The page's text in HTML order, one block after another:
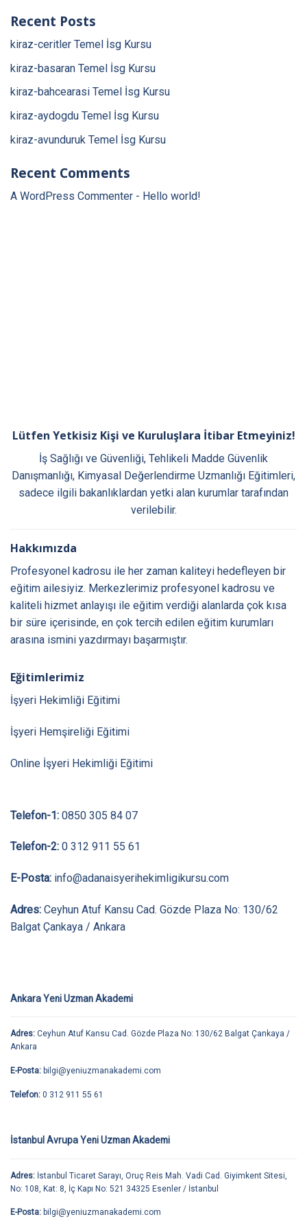
Recent Posts
kiraz-ceritler Temel İsg Kursu
kiraz-basaran Temel İsg Kursu
kiraz-bahcearasi Temel İsg Kursu
kiraz-aydogdu Temel İsg Kursu
kiraz-avunduruk Temel İsg Kursu
Recent Comments
A WordPress Commenter - Hello world!
Lütfen Yetkisiz Kişi ve Kuruluşlara İtibar Etmeyiniz!
İş Sağlığı ve Güvenliği, Tehlikeli Madde Güvenlik
Danışmanlığı, Kimyasal Değerlendirme Uzmanlığı Eğitimleri,
sadece ilgili bakanlıklardan yetki alan kurumlar tarafından
verilebilir.
Hakkımızda
Profesyonel kadrosu ile her zaman kaliteyi hedefleyen bir
eğitim ailesiyiz. Merkezlerimiz profesyonel kadrosu ve
kaliteli hizmet anlayışı ile eğitim verdiği alanlarda çok kısa
bir süre içerisinde, en çok tercih edilen eğitim kurumları
arasına ismini yazdırmayı başarmıştır.
Eğitimlerimiz
İşyeri Hekimliği Eğitimi
İşyeri Hemşireliği Eğitimi
Online İşyeri Hekimliği Eğitimi
Telefon-1: 0850 305 84 07
Telefon-2: 0 312 911 55 61
E-Posta: info@adanaisyerihekimligikursu.com
Adres: Ceyhun Atuf Kansu Cad. Gözde Plaza No: 130/62
Balgat Çankaya / Ankara
Ankara Yeni Uzman Akademi
Adres: Ceyhun Atuf Kansu Cad. Gözde Plaza No: 130/62 Balgat Çankaya /
Ankara
E-Posta: bilgi@yeniuzmanakademi.com
Telefon: 0 312 911 55 61
İstanbul Avrupa Yeni Uzman Akademi
Adres: İstanbul Ticaret Sarayı, Oruç Reis Mah. Vadi Cad. Giyimkent Sitesi,
No: 108, Kat: 8, İç Kapı No: 521 34325 Esenler / İstanbul
E-Posta: bilgi@yeniuzmanakademi.com